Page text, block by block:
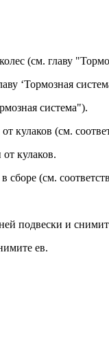
(см. главу
‘Тормозная
система").
кулаков (см.
кулаков.
(см.
подвески и
ев.